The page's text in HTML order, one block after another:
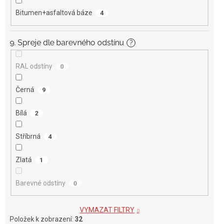
Bitumen+asfaltová báze 4
9. Spreje dle barevného odstínu ?
RAL odstíny 0
Černá 9
Bílá 2
Stříbrná 4
Zlatá 1
Barevné odstíny 0
VYMAZAT FILTRY
Položek k zobrazení: 32